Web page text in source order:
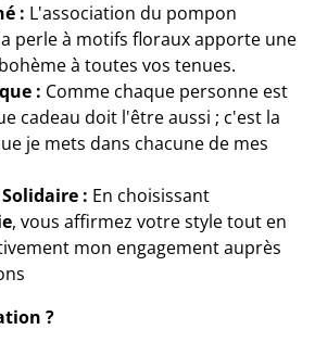
: L'association du pompon
perle à motifs floraux apporte une
à toutes vos tenues.
: Comme chaque personne est
cadeau doit l'être aussi ; c'est la
je mets dans chacune de mes
: En choisissant
, vous affirmez votre style tout en
mon engagement auprès
?